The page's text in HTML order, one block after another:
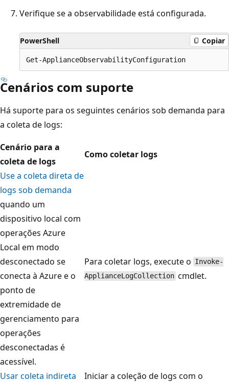
Verifique se a observabilidade está configurada.
PowerShell Copiar
Cenários com suporte
Há suporte para os seguintes cenários sob demanda para
a coleta de logs:
Cenário para a
coleta de logs
Como coletar logs
Use a coleta direta de
logs sob demanda
quando um
dispositivo local com
operações Azure
Local em modo
desconectado se
conecta à Azure e o
ponto de
extremidade de
gerenciamento para
operações
desconectadas é
acessível.
Para coletar logs, execute o Invoke-
ApplianceLogCollection cmdlet.
Usar coleta indireta
Iniciar a coleção de logs com o